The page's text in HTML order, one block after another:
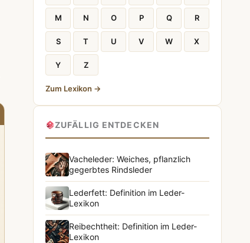
M N O P Q R
S T U V W X
Y Z
Zum Lexikon →
ZUFÄLLIG ENTDECKEN
Vacheleder: Weiches, pflanzlich
gegerbtes Rindsleder
Lederfett: Definition im Leder-
Lexikon
Reibechtheit: Definition im Leder-
Lexikon